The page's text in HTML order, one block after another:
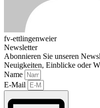
fv-ettlingenweier
Newsletter
Abonnieren Sie unseren
Neuigkeiten, Einblicke oder
Name
E-Mail